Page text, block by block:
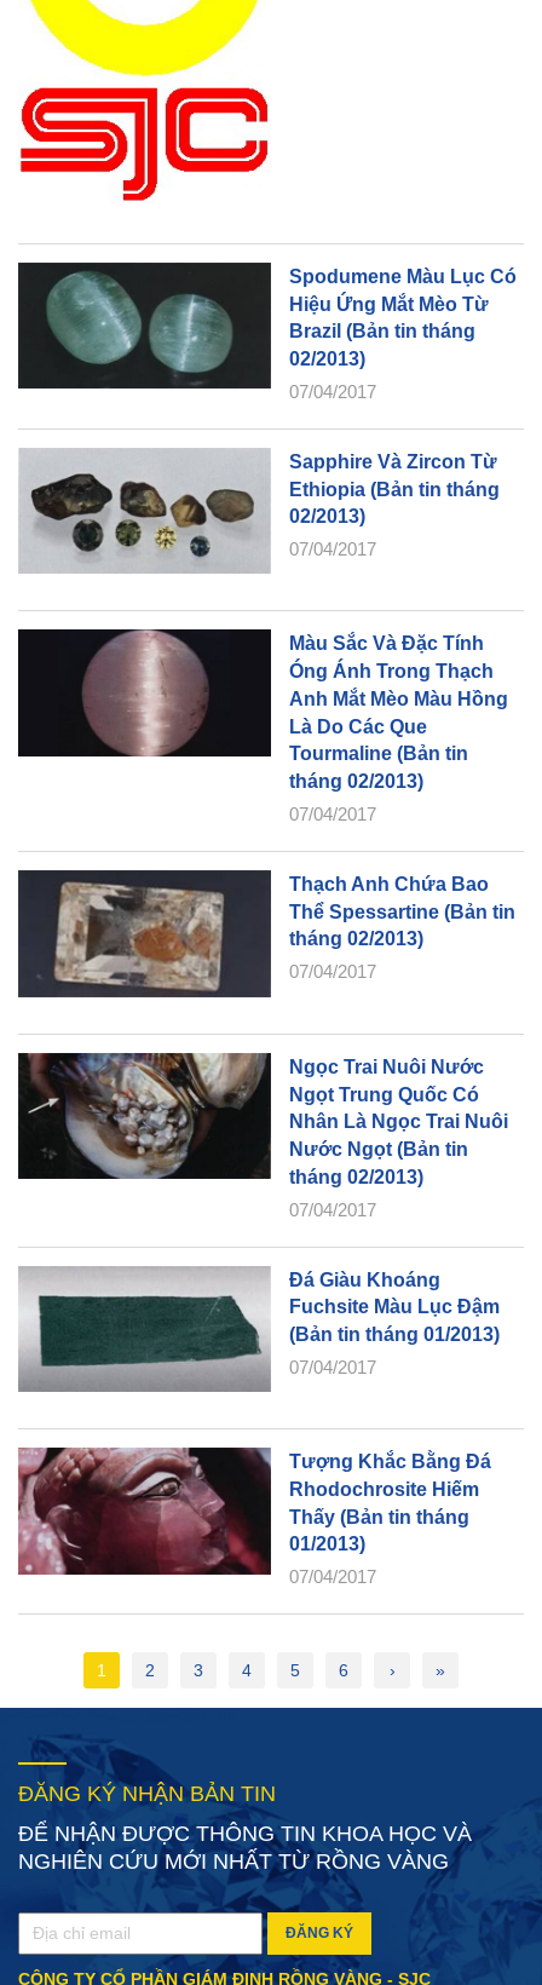
Spodumene Màu Lục Có
Hiệu Ứng Mắt Mèo Từ
Brazil (Bản tin tháng
02/2013)
07/04/2017
Sapphire Và Zircon Từ
Ethiopia (Bản tin tháng
02/2013)
07/04/2017
Màu Sắc Và Đặc Tính
Óng Ánh Trong Thạch
Anh Mắt Mèo Màu Hồng
Là Do Các Que
Tourmaline (Bản tin
tháng 02/2013)
07/04/2017
Thạch Anh Chứa Bao
Thể Spessartine (Bản tin
tháng 02/2013)
07/04/2017
Ngọc Trai Nuôi Nước
Ngọt Trung Quốc Có
Nhân Là Ngọc Trai Nuôi
Nước Ngọt (Bản tin
tháng 02/2013)
07/04/2017
Đá Giàu Khoáng
Fuchsite Màu Lục Đậm
(Bản tin tháng 01/2013)
07/04/2017
Tượng Khắc Bằng Đá
Rhodochrosite Hiếm
Thấy (Bản tin tháng
01/2013)
07/04/2017
1 2 3 4 5 6 › »
ĐĂNG KÝ NHẬN BẢN TIN
ĐỂ NHẬN ĐƯỢC THÔNG TIN KHOA HỌC VÀ
NGHIÊN CỨU MỚI NHẤT TỪ RỒNG VÀNG
ĐĂNG KÝ
CÔNG TY CỔ PHẦN GIÁM ĐỊNH RỒNG VÀNG - SJC